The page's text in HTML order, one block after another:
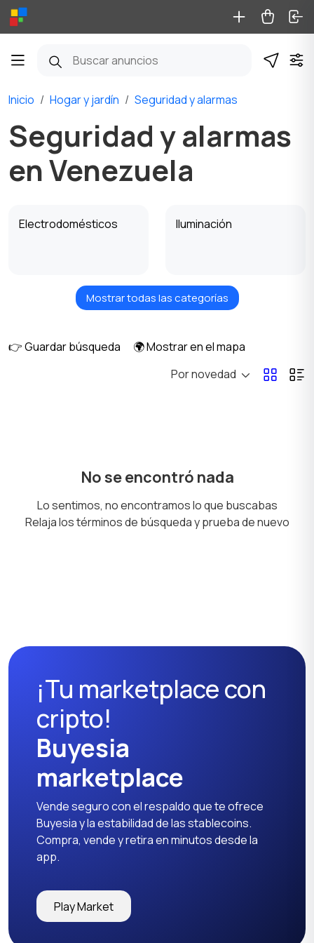
Inicio Hogar y jardín Seguridad y alarmas
Seguridad y alarmas
en Venezuela
Electrodomésticos Iluminación
Juegos de cocina1 Camas y colchones
Productos de limpieza
Muebles de jardín
Textiles y alfombras Armarios y cómodas
Mostrar todas las categorías
👉 Guardar búsqueda
🌍 Mostrar en el mapa
Por novedad
No se encontró nada
Lo sentimos, no encontramos lo que buscabas
Relaja los términos de búsqueda y prueba de nuevo
¡Tu marketplace con
cripto!
Buyesia
marketplace
Vende seguro con el respaldo que te ofrece
Buyesia y la estabilidad de las stablecoins.
Compra, vende y retira en minutos desde la
app.
Play Market